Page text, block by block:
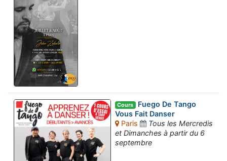
Cours Fuego De Tango
Vous Fait Danser
Paris
Tous les Mercredis
et Dimanches à partir du 6
septembre